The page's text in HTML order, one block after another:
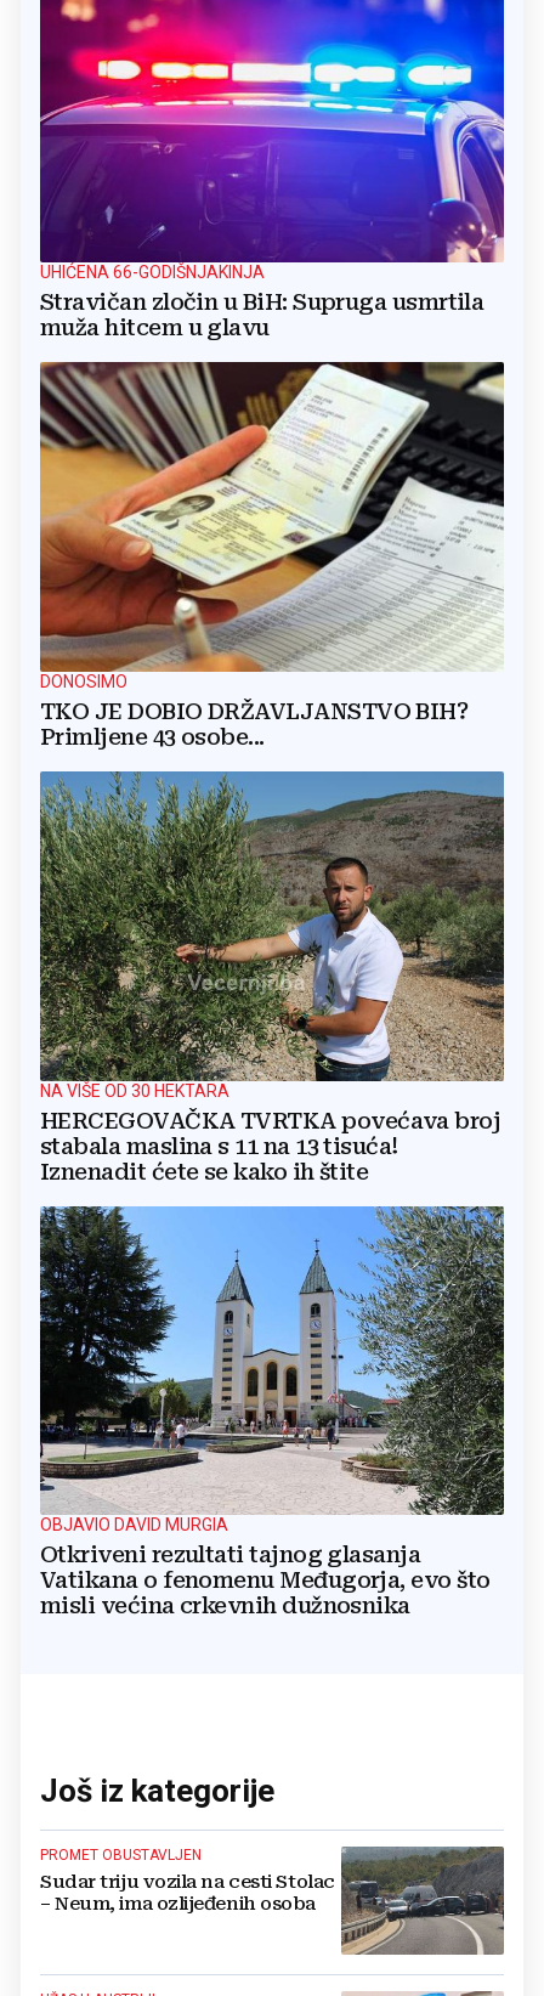
UHIĆENA 66-GODIŠNJAKINJA
Stravičan zločin u BiH: Supruga usmrtila
muža hitcem u glavu
DONOSIMO
TKO JE DOBIO DRŽAVLJANSTVO BIH?
Primljene 43 osobe...
NA VIŠE OD 30 HEKTARA
HERCEGOVAČKA TVRTKA povećava broj
stabala maslina s 11 na 13 tisuća!
Iznenadit ćete se kako ih štite
OBJAVIO DAVID MURGIA
Otkriveni rezultati tajnog glasanja
Vatikana o fenomenu Međugorja, evo što
misli većina crkevnih dužnosnika
Još iz kategorije
PROMET OBUSTAVLJEN
Sudar triju vozila na cesti Stolac
– Neum, ima ozlijeđenih osoba